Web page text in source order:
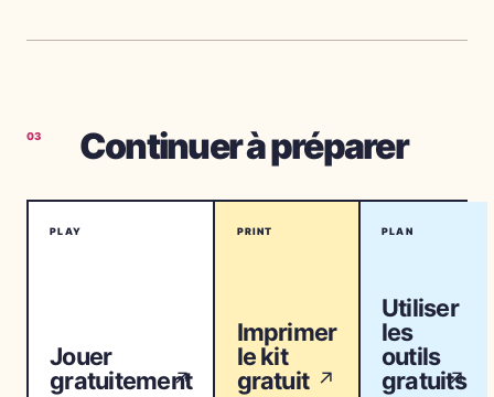
03 Continuer à préparer
PLAY
Jouer
gratuitement
↗
PRINT
Imprimer
le kit
gratuit ↗
PLAN
Utiliser
les
outils
gratuits
↗